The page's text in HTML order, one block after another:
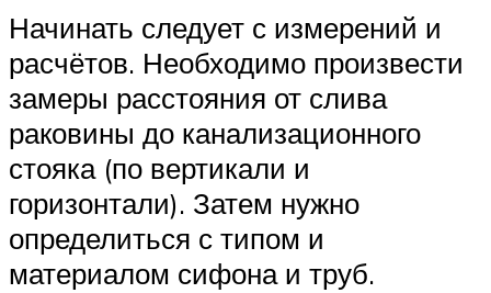
Начинать следует с измерений и
расчётов. Необходимо произвести
замеры расстояния от слива
раковины до канализационного
стояка (по вертикали и
горизонтали). Затем нужно
определиться с типом и
материалом сифона и труб.